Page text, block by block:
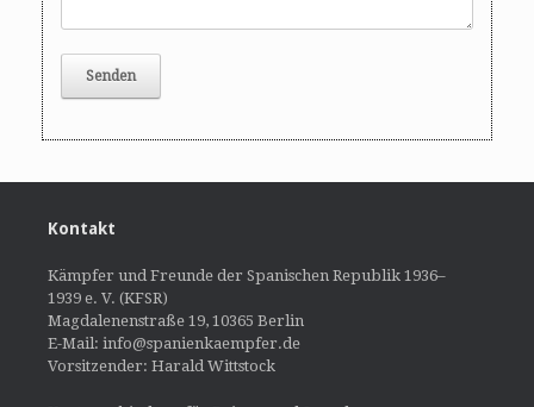
Kontakt
Kämpfer und Freunde der Spanischen Republik 1936–
1939 e. V. (KFSR)
Magdalenenstraße 19, 10365 Berlin
E-Mail: info@spanienkaempfer.de
Vorsitzender: Harald Wittstock